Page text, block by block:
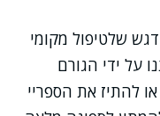
שלטיפול מקומי
על ידי הגורם
להתיז את הספריי